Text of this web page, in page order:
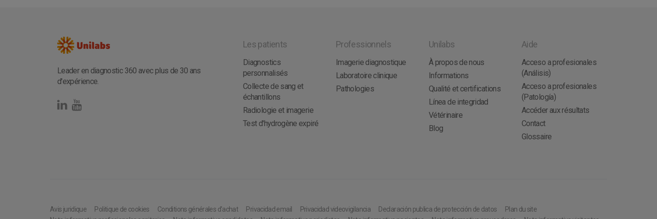
Leader en diagnostic 360 avec plus de 30 ans
d'expérience.
Les patients
Diagnostics
personnalisés
Collecte de sang et
échantillons
Radiologie et imagerie
Test d'hydrogène expiré
Professionnels
Imagerie diagnostique
Laboratoire clinique
Pathologies
Unilabs
À propos de nous
Informations
Qualité et certifications
Línea de integridad
Vétérinaire
Blog
Aide
Acceso a profesionales
(Análisis)
Acceso a profesionales
(Patología)
Accéder aux résultats
Contact
Glossaire
Avis juridique Politique de cookies Conditions générales d'achat Privacidad email Privacidad videovigilancia Declaración publica de protección de datos
Plan du site